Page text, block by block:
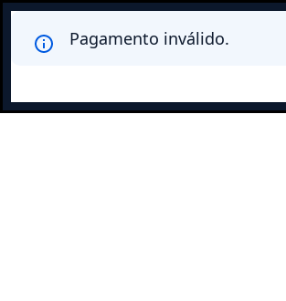
Pagamento inválido.